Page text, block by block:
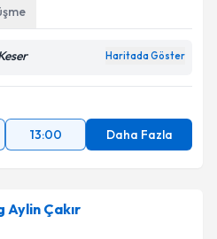
Haritada Göster
13:00 Daha Fazla
Aylin Çakır